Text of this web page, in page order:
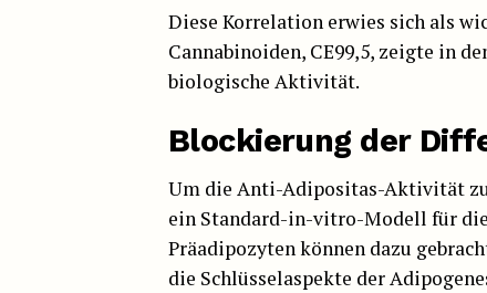
Diese Korrelation erwies sich als
Cannabinoiden, CE99,5, zeigte in
biologische Aktivität.
Blockierung der
Um die Anti-Adipositas-Aktivität
ein Standard-in-vitro-Modell für
Präadipozyten können dazu
die Schlüsselaspekte der